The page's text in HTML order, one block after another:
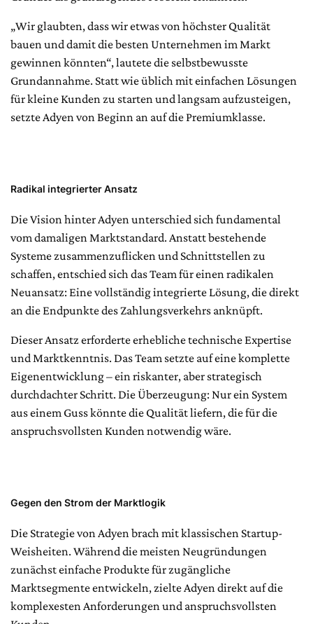
„Wir glaubten, dass wir etwas von höchster Qualität
bauen und damit die besten Unternehmen im Markt
gewinnen könnten“, lautete die selbstbewusste
Grundannahme. Statt wie üblich mit einfachen Lösungen
für kleine Kunden zu starten und langsam aufzusteigen,
setzte Adyen von Beginn an auf die Premiumklasse.
Radikal integrierter Ansatz
Die Vision hinter Adyen unterschied sich fundamental
vom damaligen Marktstandard. Anstatt bestehende
Systeme zusammenzuflicken und Schnittstellen zu
schaffen, entschied sich das Team für einen radikalen
Neuansatz: Eine vollständig integrierte Lösung, die direkt
an die Endpunkte des Zahlungsverkehrs anknüpft.
Dieser Ansatz erforderte erhebliche technische Expertise
und Marktkenntnis. Das Team setzte auf eine komplette
Eigenentwicklung – ein riskanter, aber strategisch
durchdachter Schritt. Die Überzeugung: Nur ein System
aus einem Guss könnte die Qualität liefern, die für die
anspruchsvollsten Kunden notwendig wäre.
Gegen den Strom der Marktlogik
Die Strategie von Adyen brach mit klassischen Startup-
Weisheiten. Während die meisten Neugründungen
zunächst einfache Produkte für zugängliche
Marktsegmente entwickeln, zielte Adyen direkt auf die
komplexesten Anforderungen und anspruchsvollsten